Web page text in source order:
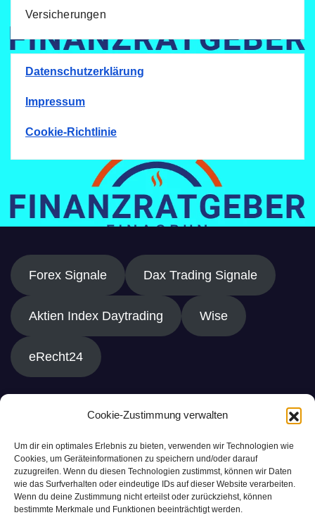
Cookie-Zustimmung verwalten
Um dir ein optimales Erlebnis zu bieten, verwenden wir Technologien wie
Cookies, um Geräteinformationen zu speichern und/oder darauf
zuzugreifen. Wenn du diesen Technologien zustimmst, können wir Daten
wie das Surfverhalten oder eindeutige IDs auf dieser Website verarbeiten.
Wenn du deine Zustimmung nicht erteilst oder zurückziehst, können
bestimmte Merkmale und Funktionen beeinträchtigt werden.
Versicherungen
Datenschutzerklärung
Impressum
Cookie-Richtlinie
Forex Signale Dax Trading Signale
Aktien Index Daytrading Wise
eRecht24